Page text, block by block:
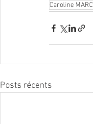
Caroline MARC
Posts récents